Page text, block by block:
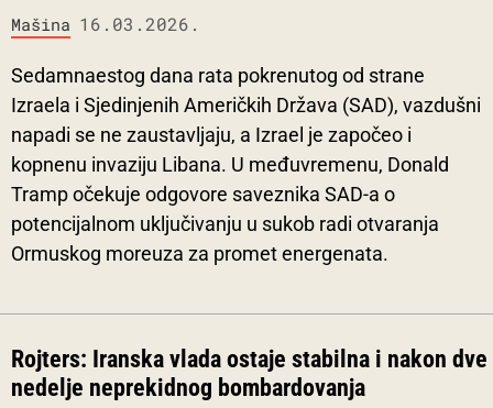
Mašina 16.03.2026.
Sedamnaestog dana rata pokrenutog od strane
Izraela i Sjedinjenih Američkih Država (SAD), vazdušni
napadi se ne zaustavljaju, a Izrael je započeo i
kopnenu invaziju Libana. U međuvremenu, Donald
Tramp očekuje odgovore saveznika SAD-a o
potencijalnom uključivanju u sukob radi otvaranja
Ormuskog moreuza za promet energenata.
Rojters: Iranska vlada ostaje stabilna i nakon dve
nedelje neprekidnog bombardovanja